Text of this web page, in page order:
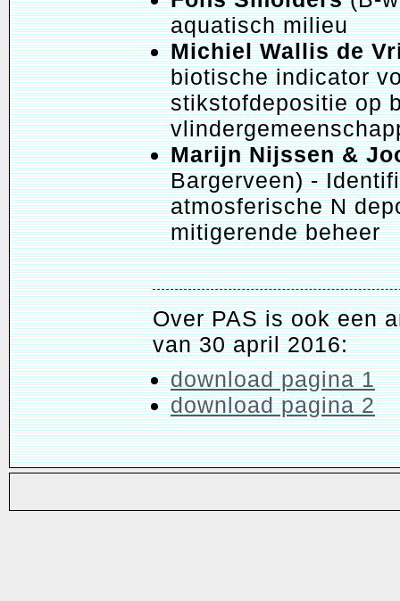
aquatisch milieu
Michiel Wallis de
biotische indicator
stikstofdepositie op
Marijn Nijssen &
Bargerveen) -
atmosferische N
mitigerende beheer
Over PAS is ook een
van 30 april 2016:
download pagina 1
download pagina 2